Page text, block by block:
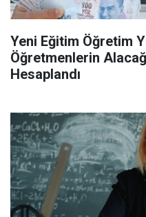
Yeni Eğitim Öğretim
Öğretmenlerin
Hesaplandı